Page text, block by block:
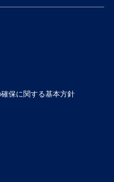
保に関する基本方針